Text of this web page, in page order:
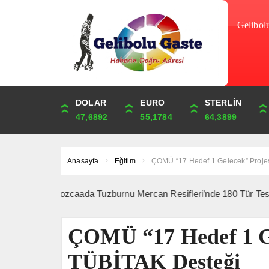
DOLAR
47,6892
EURO
55,1784
STERLİN
64,3899
ONS
4,341,43
ALTIN
6,658,04
ÇEYREK
10,885,90
Anasayfa Eğitim ÇOMÜ “17 Hedef 1 Gelecek”
Bozcaada Tuzburnu Mercan Resifleri’nde 180 Tür Tespit
ÇOMÜ “17 Hedef 1
TÜBİTAK Desteği